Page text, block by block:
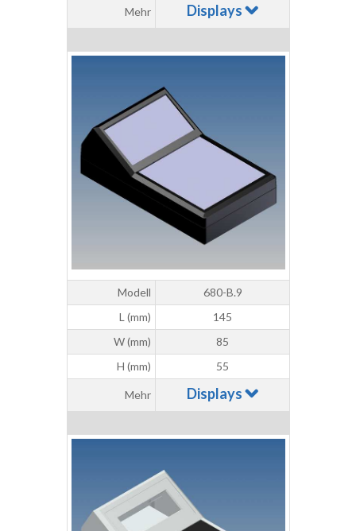
Mehr Displays
Modell
680-B.9
L (mm)
145
W (mm)
85
H (mm)
55
Mehr Displays